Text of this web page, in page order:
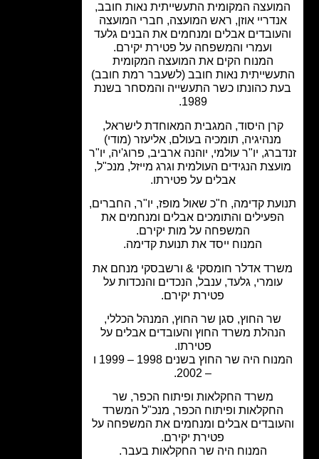
המקומית התעשייתית נאות חובב,
אוזן, ראש המועצה, חברי המועצה
אבלים ומנחמים את הבנים גלעד
ועמרי והמשפחה על פטירת יקירם.
המנוח הקים את המועצה המקומית
נאות חובב (לשעבר רמת חובב)
כהונתו כשר התעשייה והמסחר בשנת
היסוד, המגבית המאוחדת לישראל,
מנהיגיה, תומכיה בעולם, אליעזר (מודי)
יו"ר עולמי, יוהנה ארביב, פרוג'יה, יו"ר
הנגידים העולמית וגרג מייזל, מנכ"ל,
אבלים על פטירתו.
קדימה, ח"כ שאול מופז, יו"ר, החברים,
והתומכים אבלים ומנחמים את
המשפחה על מות יקירם.
המנוח ייסד את תנועת קדימה.
אדלר חומסקי & ורשבסקי מנחם את
עומרי, גלעד, ענבל, הנכדים והנכדות על
פטירת יקירם.
שר החוץ, סגן שר החוץ, המנהל הכללי,
משרד החוץ והעובדים אבלים על
המנוח היה שר החוץ בשנים 1998 – 1999 ו
משרד החקלאות ופיתוח הכפר, שר
ופיתוח הכפר, מנכ"ל המשרד
אבלים ומנחמים את המשפחה על
פטירת יקירם.
המנוח היה שר החקלאות בעבר.